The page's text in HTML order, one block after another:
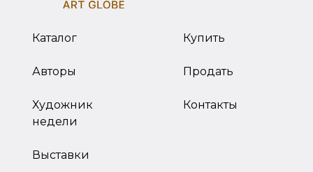
Каталог
Авторы
Художник
недели
Выставки
Купить
Продать
Контакты